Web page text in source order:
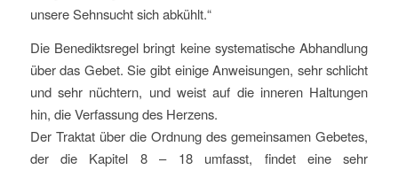
unsere Sehnsucht sich abkühlt.“
Die Benediktsregel bringt keine systematische Abhandlung
über das Gebet. Sie gibt einige Anweisungen, sehr schlicht
und sehr nüchtern, und weist auf die inneren Haltungen
hin, die Verfassung des Herzens.
Der Traktat über die Ordnung des gemeinsamen Gebetes,
der die Kapitel 8 – 18 umfasst, findet eine sehr